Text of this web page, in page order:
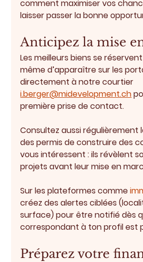
comment maximiser vos
laisser passer la bonne
Anticipez la mise
Les meilleurs biens se
même d’apparaître sur les
directement à notre courtier
i.berger@midevelopment.ch
première prise de contact.
Consultez aussi régulièrement
des permis de construire des
vous intéressent : ils révèlent
projets avant leur mise en
Sur les plateformes comme
créez des alertes ciblées
surface) pour être notifié dès
correspondant à ton profil est
Préparez votre